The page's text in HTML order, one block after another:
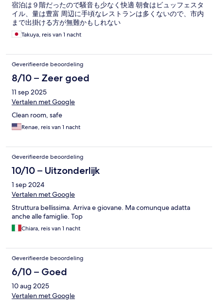
宿泊は９階だったので騒音も少なく快適 朝食はビュッフェスタ
イル、量は豊富 周辺に手頃なレストランは多くないので、市内
まで出掛ける方が無難かもしれない
Takuya, reis van 1 nacht
Geverifieerde beoordeling
8/10 – Zeer goed
11 sep 2025
Vertalen met Google
Clean room, safe
Renae, reis van 1 nacht
Geverifieerde beoordeling
10/10 – Uitzonderlijk
1 sep 2024
Vertalen met Google
Struttura bellissima. Arriva e giovane. Ma comunque adatta
anche alle famiglie. Top
Chiara, reis van 1 nacht
Geverifieerde beoordeling
6/10 – Goed
10 aug 2025
Vertalen met Google